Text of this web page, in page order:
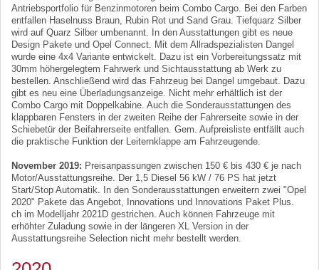
Antriebsportfolio für Benzinmotoren beim Combo Cargo. Bei den Farben
entfallen Haselnuss Braun, Rubin Rot und Sand Grau. Tiefquarz Silber
wird auf Quarz Silber umbenannt. In den Ausstattungen gibt es neue
Design Pakete und Opel Connect. Mit dem Allradspezialisten Dangel
wurde eine 4x4 Variante entwickelt. Dazu ist ein Vorbereitungssatz mit
30mm höhergelegtem Fahrwerk und Sichtausstattung ab Werk zu
bestellen. Anschließend wird das Fahrzeug bei Dangel umgebaut. Dazu
gibt es neu eine Überladungsanzeige. Nicht mehr erhältlich ist der
Combo Cargo mit Doppelkabine. Auch die Sonderausstattungen des
klappbaren Fensters in der zweiten Reihe der Fahrerseite sowie in der
Schiebetür der Beifahrerseite entfallen. Gem. Aufpreisliste entfällt auch
die praktische Funktion der Leiternklappe am Fahrzeugende.
November 2019: Preisanpassungen zwischen 150 € bis 430 € je nach
Motor/Ausstattungsreihe. Der 1,5 Diesel 56 kW / 76 PS hat jetzt
Start/Stop Automatik. In den Sonderausstattungen erweitern zwei "Opel
2020" Pakete das Angebot, Innovations und Innovations Paket Plus.
ch im Modelljahr 2021D gestrichen. Auch können Fahrzeuge mit
erhöhter Zuladung sowie in der längeren XL Version in der
Ausstattungsreihe Selection nicht mehr bestellt werden.